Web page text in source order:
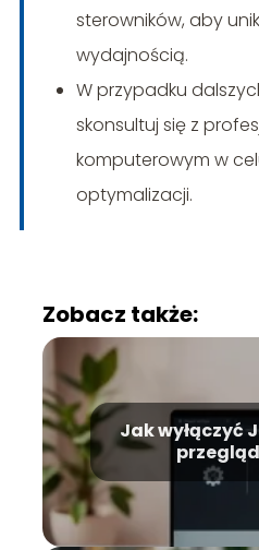
sterowników, aby
wydajnością.
W przypadku
skonsultuj się z
komputerowym w
optymalizacji.
Zobacz także:
Jak wyłączyć